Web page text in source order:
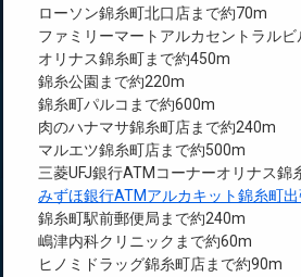
ローソン錦糸町北口店まで約70m
ファミリーマートアルカセントラル
オリナス錦糸町まで約450m
錦糸公園まで約220m
錦糸町パルコまで約600m
肉のハナマサ錦糸町店まで約240m
マルエツ錦糸町店まで約500m
三菱UFJ銀行ATMコーナーオリナス錦
みずほ銀行ATMアルカキット錦糸町
錦糸町駅前郵便局まで約240m
嶋津内科クリニックまで約60m
ヒノミドラッグ錦糸町店まで約90m